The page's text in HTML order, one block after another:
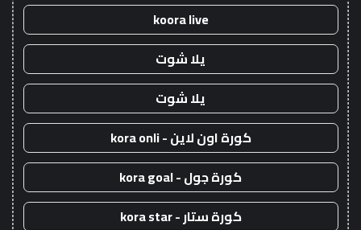
koora live
يلا شوت
يلا شوت
كورة اون لاين - kora onli
كورة جول - kora goal
كورة ستار - kora star